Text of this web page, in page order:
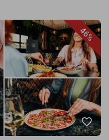
46%
favorite_border